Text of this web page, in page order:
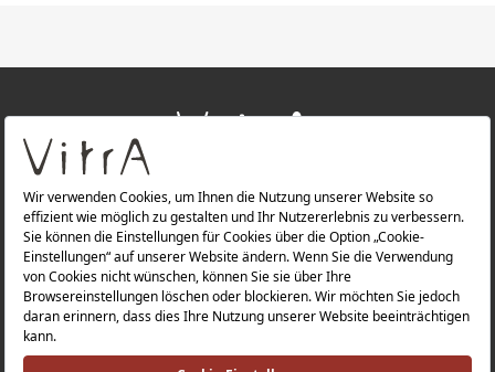
ÜBER UNS
PRODUKTE